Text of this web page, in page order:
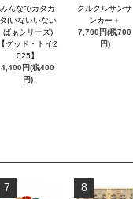
みんなでカタカ
タ(いないいない
ばぁシリーズ)
【グッド・トイ2
025】
4,400円(税400
円)
クルクルサンサ
ンカー＋
7,700円(税700
円)
7 8